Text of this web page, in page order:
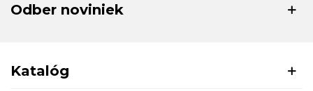
Odber noviniek
Katalóg